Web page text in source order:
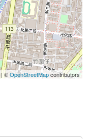
| ©OpenStreetMapcontributors